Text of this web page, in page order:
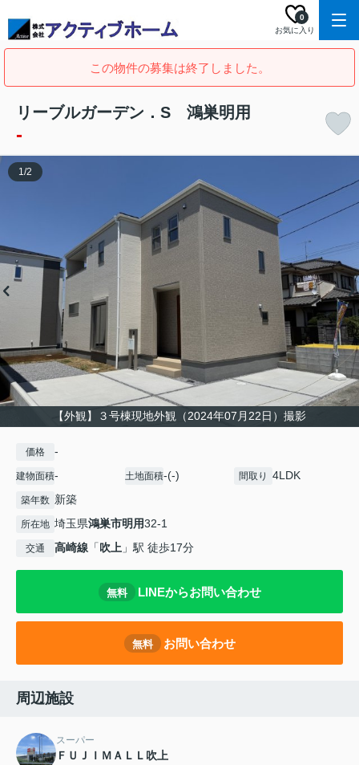
お気に入り
0
この物件の募集は終了しました。
リーブルガーデン．S 鴻巣明用
-
【外観】３号棟現地外観（2024年07月22日）撮影
1/2
価格 -
建物面積- 土地面積-(-) 間取り 4LDK
築年数 新築
所在地 埼玉県鴻巣市明用32-1
交通 高崎線 「吹上 」駅 徒歩17分
無料 LINEからお問い合わせ
無料 お問い合わせ
周辺施設
スーパー
ＦＵＪＩＭＡＬＬ吹上